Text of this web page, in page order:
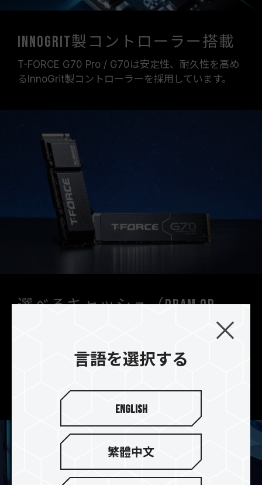
InnoGrit製コントローラー搭載
T-FORCE G70 Pro / G70は安定性、耐久性を高め
るInnoGrit製コントローラーを採用しています。
選べるキャッシュ（DRAM or
ッシュを搭載、T-FORCE G70はSLCキャッシュの
だくことができます。
言語を選択する
English
繁體中文